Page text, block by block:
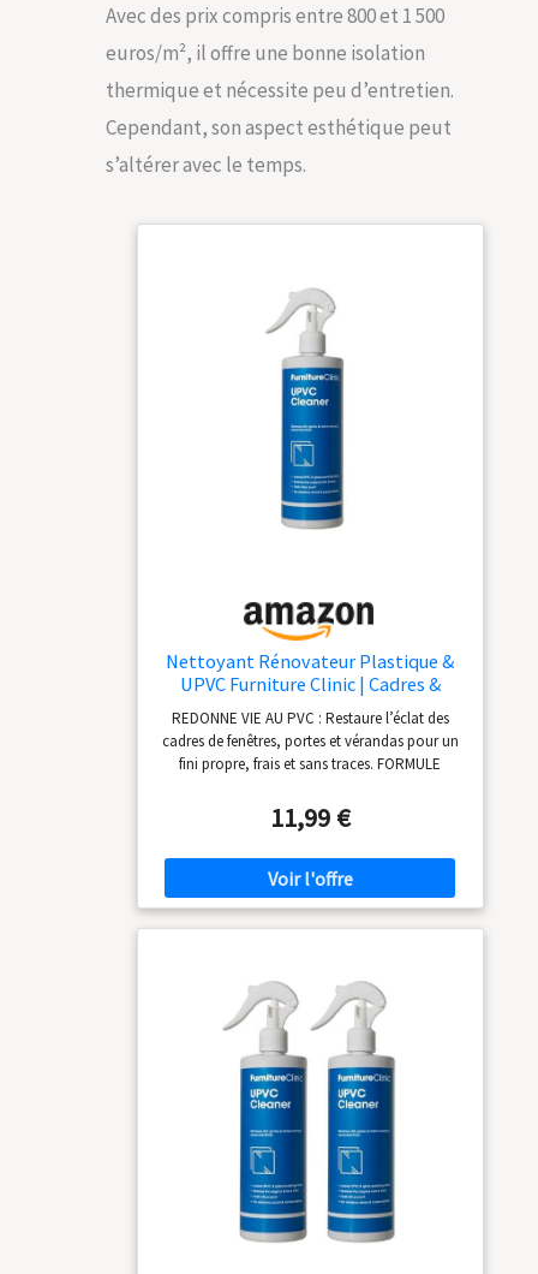
Avec des prix compris entre 800 et 1 500
euros/m², il offre une bonne isolation
thermique et nécessite peu d’entretien.
Cependant, son aspect esthétique peut
s’altérer avec le temps.
Nettoyant Rénovateur Plastique &
UPVC Furniture Clinic | Cadres &
Rebords de Fenêtres, Portes &
Vérandas | Plastiques Durs | Spray de
Nettoyage PVC pour Toitures et
Panneaux en Plexiglas | 500 ml
REDONNE VIE AU PVC : Restaure l’éclat des
cadres de fenêtres, portes et vérandas pour un
fini propre, frais et sans traces. FORMULE
base d’eau spécialement conçu pour éliminer
saleté, graisse et traces de pollution sans
abîmer les joints ni les revêtements.
NETTOYAGE PUISSANT, ENTRETIEN DOUX :
Nettoie en profondeur le PVC, le verre et les
suffit de vaporiser, d’essuyer avec un chiffon
humide, puis de lustrer à sec pour un résultat
sans traces. FORMULE SÛRE ET NON
AGRESSIVE : Nettoyant à base d’eau, non
toxique, sans produits chimiques agressifs.
Doux pour le PVC, le verre, les joints et les
revêtements.
11,99 €